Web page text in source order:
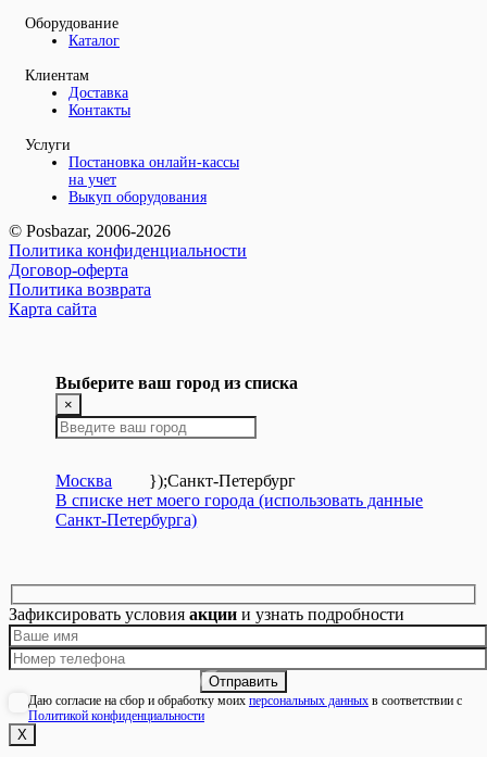
Оборудование
Каталог
Клиентам
Доставка
Контакты
Услуги
Постановка онлайн-кассы
на учет
Выкуп оборудования
© Posbazar, 2006-2026
Политика конфиденциальности
Договор-оферта
Политика возврата
Карта сайта
Выберите ваш город из списка
×
Москва });Санкт-Петербург
В списке нет моего города (использовать данные
Санкт-Петербурга)
Зафиксировать условия акции и узнать подробности
Даю согласие на сбор и обработку моих персональных данных в соответствии с
Политикой конфиденциальности
Х